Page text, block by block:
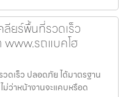
ยร์พื้นที่รวดเร็ว
www.รถแบคโฮ
ดเร็ว ปลอดภัย ได้มาตรฐาน
ว่าหน้างานจะแคบหรือด